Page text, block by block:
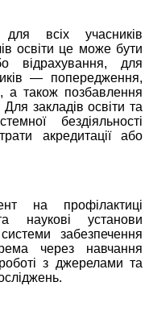
для всіх учасників
освіти це може бути
відрахування, для
— попередження,
а також позбавлення
закладів освіти та
бездіяльності
акредитації або
на профілактиці
наукові установи
забезпечення
через навчання
з джерелами та